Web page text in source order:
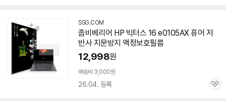
SSG.COM
좀비베리어 HP 빅터스 16 e0105AX 퓨어 저
반사 지문방지 액정보호필름
12,998원
배송비 3,000원
26.04. 등록
관